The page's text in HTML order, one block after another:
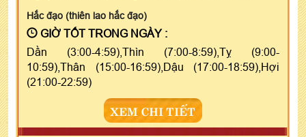
Hắc đạo (thiên lao hắc đạo)
GIỜ TỐT TRONG NGÀY :
Dần (3:00-4:59),Thìn (7:00-8:59),Tỵ (9:00-
10:59),Thân (15:00-16:59),Dậu (17:00-18:59),Hợi
(21:00-22:59)
XEM CHI TIẾT